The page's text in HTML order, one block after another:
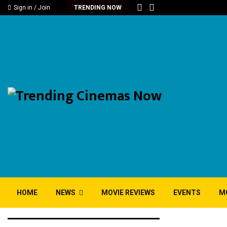
Sign in / Join TRENDING NOW
HOME NEWS MOVIE REVIEWS EVENTS